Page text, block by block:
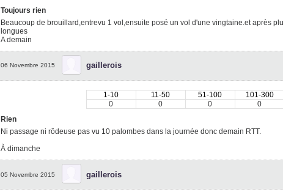
Toujours rien
Beaucoup de brouillard,entrevu 1 vol,ensuite posé un vol d'une vingtaine.et après
longues
A demain
06 Novembre 2015 gaillerois
1-10 11-50 51-100 101-300
0
0 0 0
Rien
Ni passage ni rôdeuse pas vu 10 palombes dans la journée donc demain RTT.
À dimanche
05 Novembre 2015 gaillerois